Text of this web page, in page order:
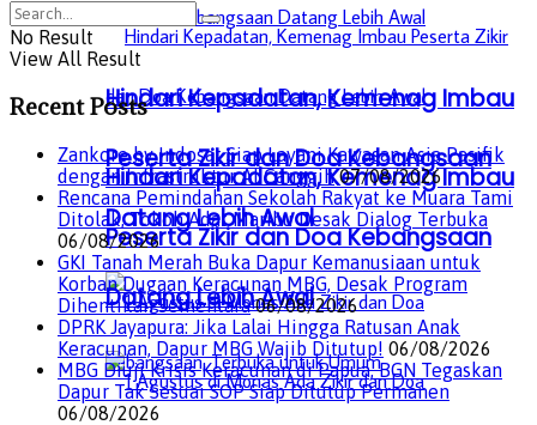
Hindari Kepadatan, Kemenag Imbau
Peserta Zikir dan Doa Kebangsaan
Datang Lebih Awal
Hindari Kepadatan, Kemenag Imbau
Peserta Zikir dan Doa Kebangsaan
Datang Lebih Awal
No Result
View All Result
Recent Posts
Zankore by Indosat Siap Layani Kawasan Asia Pasifik
dengan Infrastruktur AI Canggih 07/08/2026
Rencana Pemindahan Sekolah Rakyat ke Muara Tami
Ditolak, Tokoh Adat Maribu Desak Dialog Terbuka
06/08/2026
GKI Tanah Merah Buka Dapur Kemanusiaan untuk
Korban Dugaan Keracunan MBG, Desak Program
Dihentikan Sementara 06/08/2026
DPRK Jayapura: Jika Lalai Hingga Ratusan Anak
Keracunan, Dapur MBG Wajib Ditutup! 06/08/2026
MBG Diuji Krisis Keracunan di Papua, BGN Tegaskan
Dapur Tak Sesuai SOP Siap Ditutup Permanen
06/08/2026